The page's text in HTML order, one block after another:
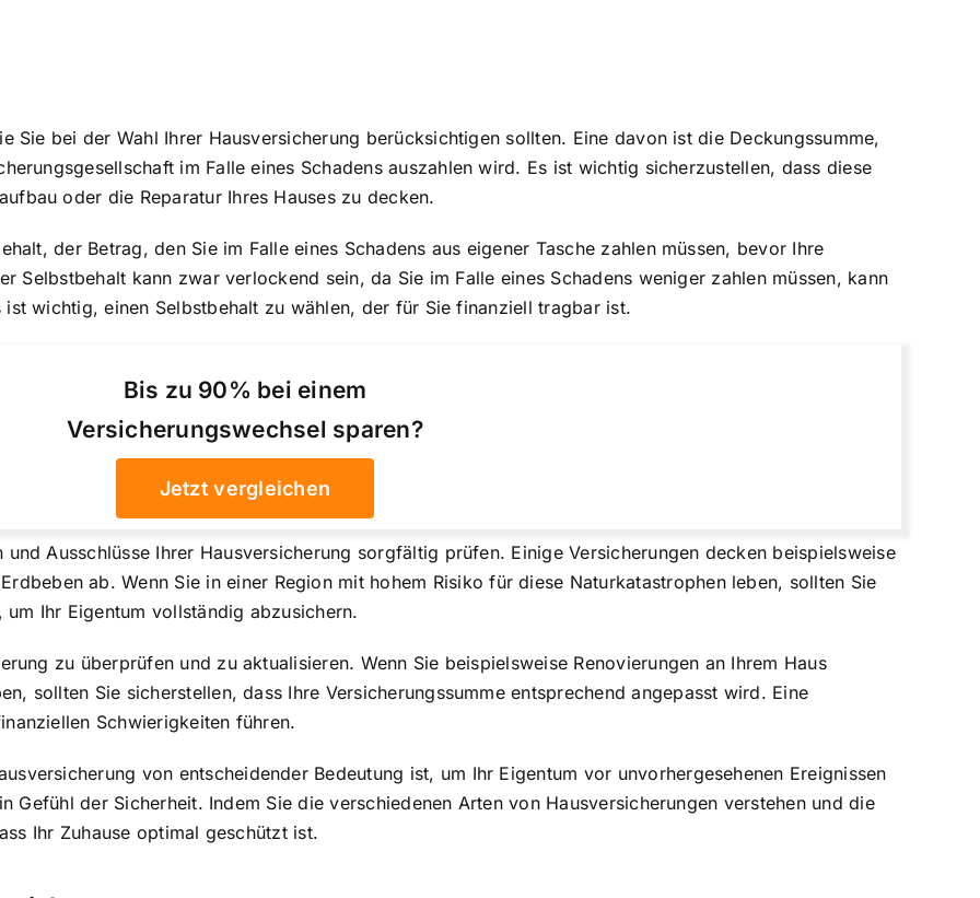
bei der Wahl Ihrer Hausversicherung berücksichtigen sollten. Eine davon ist die Deckungssumme,
im Falle eines Schadens auszahlen wird. Es ist wichtig sicherzustellen, dass diese
oder die Reparatur Ihres Hauses zu decken.
der Betrag, den Sie im Falle eines Schadens aus eigener Tasche zahlen müssen, bevor Ihre
Selbstbehalt kann zwar verlockend sein, da Sie im Falle eines Schadens weniger zahlen müssen, kann
wichtig, einen Selbstbehalt zu wählen, der für Sie finanziell tragbar ist.
Bis zu 90% bei einem
Versicherungswechsel sparen?
Jetzt vergleichen
Ausschlüsse Ihrer Hausversicherung sorgfältig prüfen. Einige Versicherungen decken beispielsweise
ab. Wenn Sie in einer Region mit hohem Risiko für diese Naturkatastrophen leben, sollten Sie
Ihr Eigentum vollständig abzusichern.
zu überprüfen und zu aktualisieren. Wenn Sie beispielsweise Renovierungen an Ihrem Haus
sollten Sie sicherstellen, dass Ihre Versicherungssumme entsprechend angepasst wird. Eine
Schwierigkeiten führen.
von entscheidender Bedeutung ist, um Ihr Eigentum vor unvorhergesehenen Ereignissen
Gefühl der Sicherheit. Indem Sie die verschiedenen Arten von Hausversicherungen verstehen und die
Ihr Zuhause optimal geschützt ist.